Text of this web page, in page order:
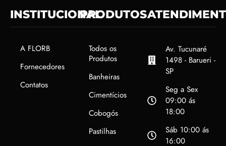
INSTITUCIONAL
A FLORB
Fornecedores
Contatos
PRODUTOS
Todos os
Produtos
Banheiras
Cimentícios
Cobogós
Pastilhas
Av. Tucunaré
1498 - Barueri -
SP
Seg a Sex
09:00 ás
18:00
Sáb 10:00 ás
16:00